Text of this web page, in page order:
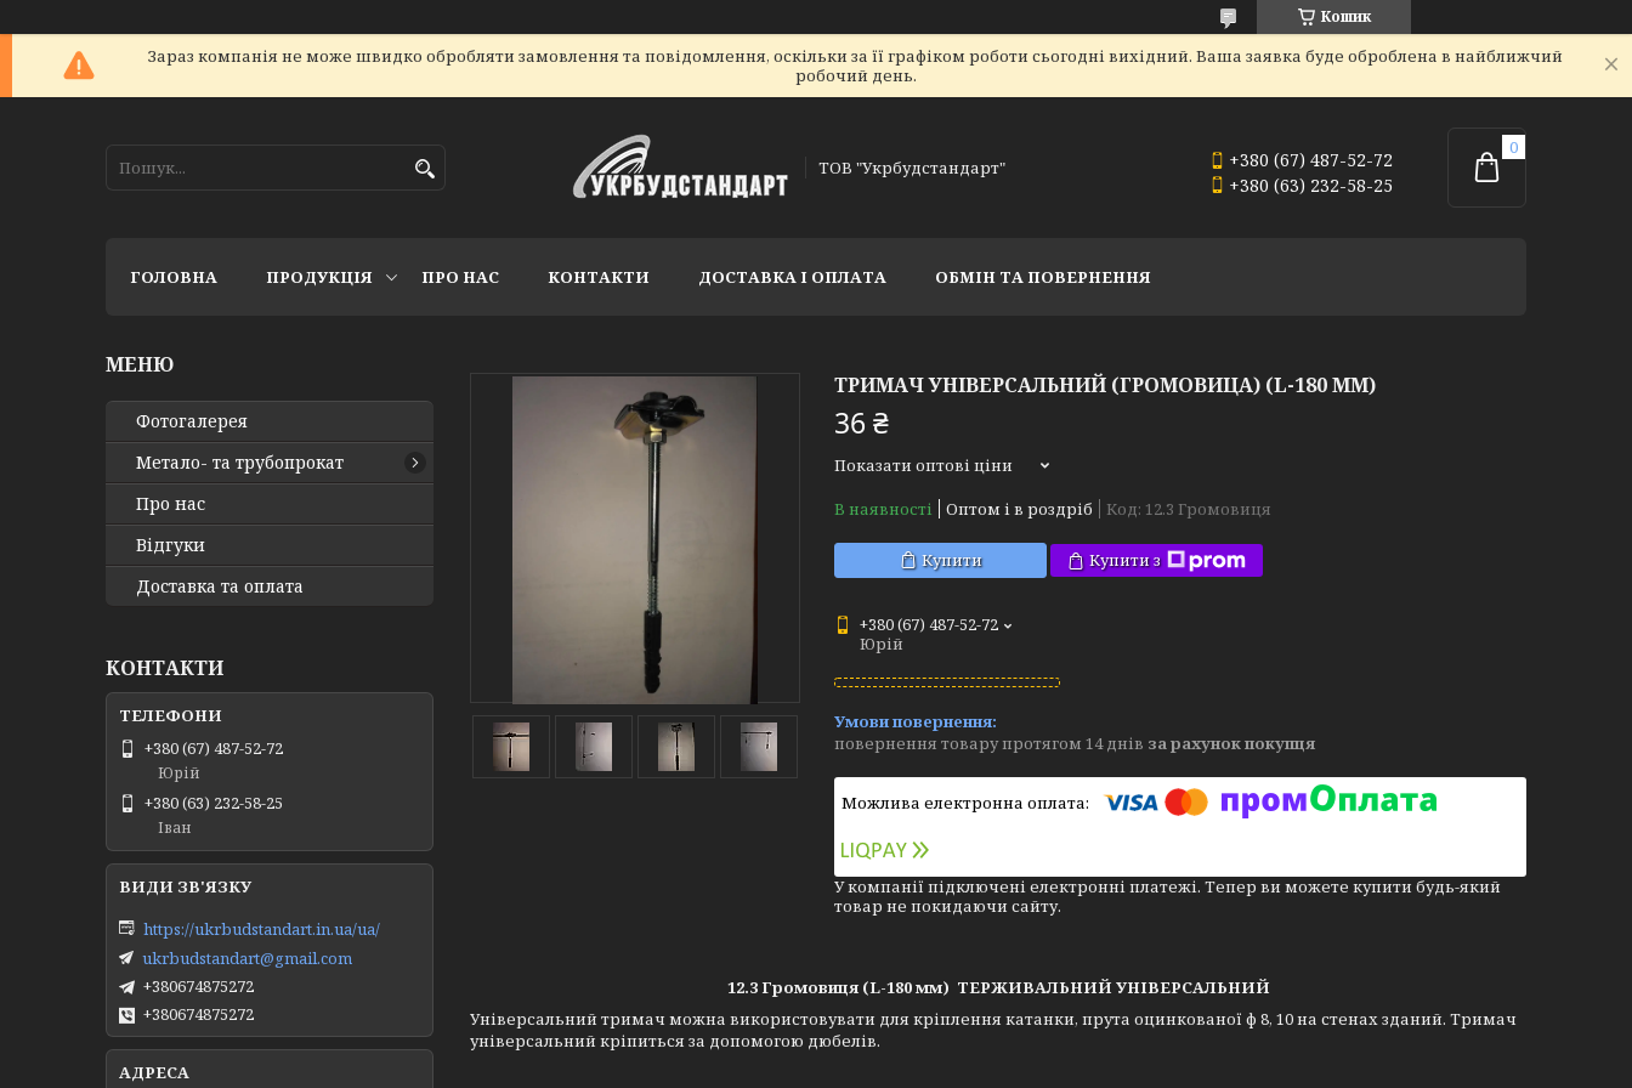
Кошик
Зараз компанія не може швидко обробляти замовлення та повідомлення, оскільки за її графіком роботи сьогодні вихідний. Ваша заявка буде оброблена в найближчий
робочий день.
ТОВ "Укрбудстандарт"
+380 (67) 487-52-72
+380 (63) 232-58-25
ГОЛОВНА ПРОДУКЦІЯ ПРО НАС КОНТАКТИ ДОСТАВКА І ОПЛАТА ОБМІН ТА ПОВЕРНЕННЯ
ТРИМАЧ УНІВЕРСАЛЬНИЙ (ГРОМОВИЦА) (L-180 ММ)
36 ₴
Показати оптові ціни
В наявності
Оптом і в роздріб Код: 12.3 Громовиця
Купити Купити з
+380 (67) 487-52-72
Юрій
повернення товару протягом 14 днів за рахунок покупця
У компанії підключені електронні платежі. Тепер ви можете купити будь-який
товар не покидаючи сайту.
12.3 Громовиця (L-180 мм) ТЕРЖИВАЛЬНИЙ УНІВЕРСАЛЬНИЙ
Універсальний тримач можна використовувати для кріплення катанки, прута оцинкованої ф 8, 10 на стенах зданий. Тримач
універсальний кріпиться за допомогою дюбелів.
Фотогалерея
Метало- та трубопрокат
Про нас
Відгуки
Доставка та оплата
КОНТАКТИ
+380 (67) 487-52-72
Юрій
+380 (63) 232-58-25
Іван
https://ukrbudstandart.in.ua/ua/
ukrbudstandart@gmail.com
+380674875272
+380674875272